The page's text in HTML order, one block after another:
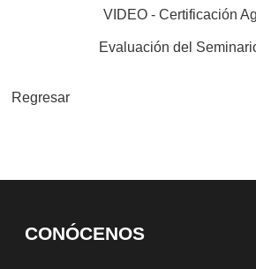
VIDEO - Certificación
Evaluación del
Regresar
CONÓCENOS